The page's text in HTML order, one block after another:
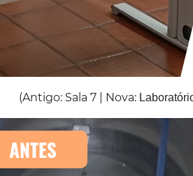
(Antigo: Sala 7 | Nova: